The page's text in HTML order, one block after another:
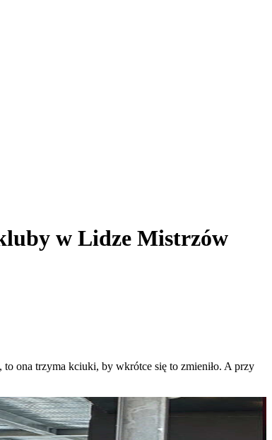
w Lidze Mistrzów
ona trzyma kciuki, by wkrótce się to zmieniło. A przy